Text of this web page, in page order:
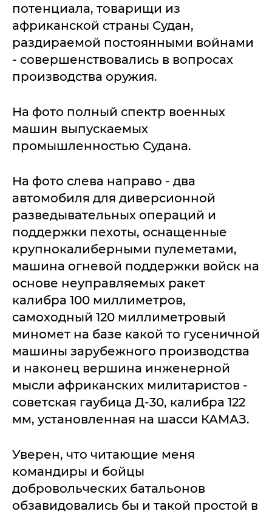
потенциала, товарищи из
африканской страны Судан,
раздираемой постоянными войнами
- совершенствовались в вопросах
производства оружия.
На фото полный спектр военных
машин выпускаемых
промышленностью Судана.
На фото слева направо - два
автомобиля для диверсионной
разведывательных операций и
поддержки пехоты, оснащенные
крупнокалиберными пулеметами,
машина огневой поддержки войск на
основе неуправляемых ракет
калибра 100 миллиметров,
самоходный 120 миллиметровый
миномет на базе какой то гусеничной
машины зарубежного производства
и наконец вершина инженерной
мысли африканских милитаристов -
советская гаубица Д-30, калибра 122
мм, установленная на шасси КАМАЗ.
Уверен, что читающие меня
командиры и бойцы
добровольческих батальонов
обзавидовались бы и такой простой в